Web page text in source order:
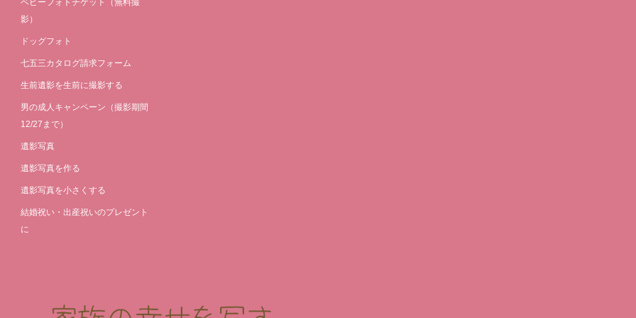
ベビーフォトチケット（無料撮
影）
ドッグフォト
七五三カタログ請求フォーム
生前遺影を生前に撮影する
男の成人キャンペーン（撮影期間
12/27まで）
遺影写真
遺影写真を作る
遺影写真を小さくする
結婚祝い・出産祝いのプレゼント
に